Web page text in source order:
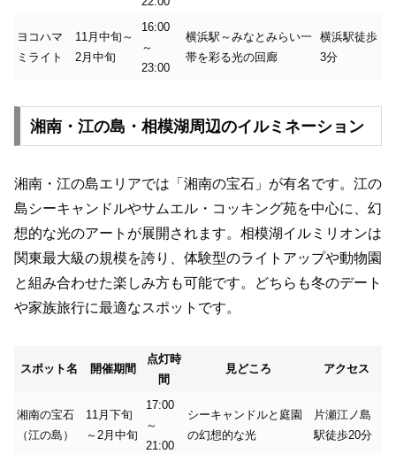
ヨコハマ
ミライト
11月中旬～
2月中旬
16:00
～
23:00
横浜駅～みなとみらい一
帯を彩る光の回廊
横浜駅徒歩
3分
湘南・江の島・相模湖周辺のイルミネーション
湘南・江の島エリアでは「湘南の宝石」が有名です。江の
島シーキャンドルやサムエル・コッキング苑を中心に、幻
想的な光のアートが展開されます。相模湖イルミリオンは
関東最大級の規模を誇り、体験型のライトアップや動物園
と組み合わせた楽しみ方も可能です。どちらも冬のデート
や家族旅行に最適なスポットです。
スポット名 開催期間
点灯時
間
見どころ アクセス
湘南の宝石
（江の島）
11月下旬
～2月中旬
17:00
～
21:00
シーキャンドルと庭園
の幻想的な光
片瀬江ノ島
駅徒歩20分